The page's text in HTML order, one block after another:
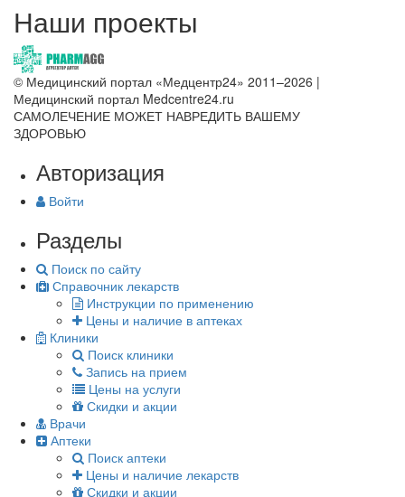
Наши проекты
© Медицинский портал «Медцентр24» 2011–2026 |
Медицинский портал Medcentre24.ru
САМОЛЕЧЕНИЕ МОЖЕТ НАВРЕДИТЬ ВАШЕМУ
ЗДОРОВЬЮ
Авторизация
Войти
Разделы
Поиск по сайту
Справочник лекарств
Инструкции по применению
Цены и наличие в аптеках
Клиники
Поиск клиники
Запись на прием
Цены на услуги
Скидки и акции
Врачи
Аптеки
Поиск аптеки
Цены и наличие лекарств
Скидки и акции